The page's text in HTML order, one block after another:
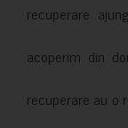
recuperare
acoperim din
recuperare au o